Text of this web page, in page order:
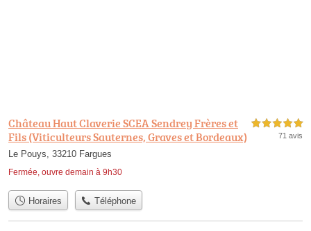
Château Haut Claverie SCEA Sendrey Frères et
Fils (Viticulteurs Sauternes, Graves et Bordeaux)
Le Pouys, 33210 Fargues
Fermée, ouvre demain à 9h30
5,0 étoiles sur 5
71 avis
Horaires Téléphone